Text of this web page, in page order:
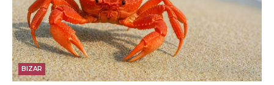
BIZAR